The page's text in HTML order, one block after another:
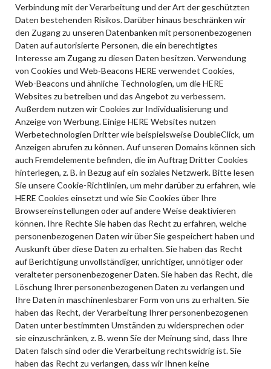
Verbindung mit der Verarbeitung und der Art der geschützten
Daten bestehenden Risikos. Darüber hinaus beschränken wir
den Zugang zu unseren Datenbanken mit personenbezogenen
Daten auf autorisierte Personen, die ein berechtigtes
Interesse am Zugang zu diesen Daten besitzen. Verwendung
von Cookies und Web-Beacons HERE verwendet Cookies,
Web-Beacons und ähnliche Technologien, um die HERE
Websites zu betreiben und das Angebot zu verbessern.
Außerdem nutzen wir Cookies zur Individualisierung und
Anzeige von Werbung. Einige HERE Websites nutzen
Werbetechnologien Dritter wie beispielsweise DoubleClick, um
Anzeigen abrufen zu können. Auf unseren Domains können sich
auch Fremdelemente befinden, die im Auftrag Dritter Cookies
hinterlegen, z. B. in Bezug auf ein soziales Netzwerk. Bitte lesen
Sie unsere Cookie-Richtlinien, um mehr darüber zu erfahren, wie
HERE Cookies einsetzt und wie Sie Cookies über Ihre
Browsereinstellungen oder auf andere Weise deaktivieren
können. Ihre Rechte Sie haben das Recht zu erfahren, welche
personenbezogenen Daten wir über Sie gespeichert haben und
Auskunft über diese Daten zu erhalten. Sie haben das Recht
auf Berichtigung unvollständiger, unrichtiger, unnötiger oder
veralteter personenbezogener Daten. Sie haben das Recht, die
Löschung Ihrer personenbezogenen Daten zu verlangen und
Ihre Daten in maschinenlesbarer Form von uns zu erhalten. Sie
haben das Recht, der Verarbeitung Ihrer personenbezogenen
Daten unter bestimmten Umständen zu widersprechen oder
sie einzuschränken, z. B. wenn Sie der Meinung sind, dass Ihre
Daten falsch sind oder die Verarbeitung rechtswidrig ist. Sie
haben das Recht zu verlangen, dass wir Ihnen keine